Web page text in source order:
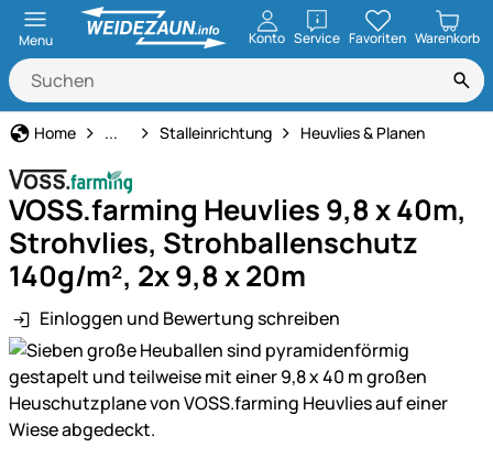
Menu Konto ServiceöffnenFavoriten Warenkorb
Home Stall- & Tierzuchtbedarf
... Stalleinrichtung Heuvlies & Planen
VOSS.farming Heuvlies 9,8 x 40m,
Strohvlies, Strohballenschutz
140g/m², 2x 9,8 x 20m
Einloggen und Bewertung schreiben
Produktgalerie